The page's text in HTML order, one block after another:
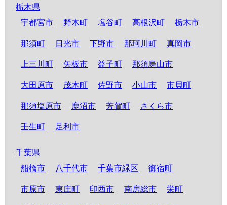
栃木県
宇都宮市
野木町 塩谷町 高根沢町 栃木市
那須町 日光市 下野市 那珂川町 真岡市
上三川町 矢板市 益子町 那須烏山市
大田原市 茂木町 佐野市 小山市 市貝町
那須塩原市 鹿沼市 芳賀町 さくら市
壬生町 足利市
千葉県
船橋市
八千代市 千葉市緑区 御宿町
市原市 東庄町 印西市 南房総市 栄町